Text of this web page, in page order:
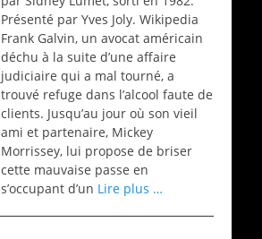
Présenté par Yves Joly. Wikipedia
Frank Galvin, un avocat américain
déchu à la suite d’une affaire
judiciaire qui a mal tourné, a
trouvé refuge dans l’alcool faute de
clients. Jusqu’au jour où son vieil
ami et partenaire, Mickey
Morrissey, lui propose de briser
cette mauvaise passe en
s’occupant d’un Lire plus …